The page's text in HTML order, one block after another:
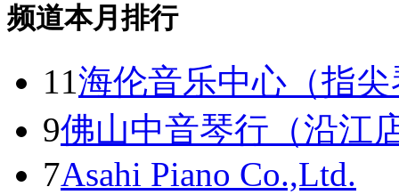
频道本月排行
11海伦音乐中心（指
9佛山中音琴行（沿江
7Asahi Piano Co.,Ltd.